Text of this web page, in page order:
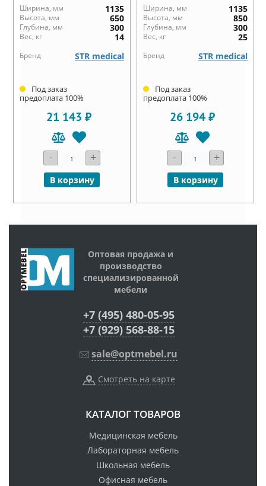
Ширина, мм 1135
Высота, мм 650
Глубина, мм 300
Вес, кг 14
Бренд STR medical
Под заказ
предоплата 100%
21 143 ₽
- +
В корзину
Ширина, мм 1135
Высота, мм 850
Глубина, мм 300
Вес, кг 25
Бренд STR medical
Под заказ
предоплата 100%
26 194 ₽
- +
В корзину
Оптовая продажа и
производство
специализированной
мебели
+7 (495) 480-05-95
+7 (929) 568-88-15
sale@optmebel.ru
Смотреть на карте
КАТАЛОГ ТОВАРОВ
Медицинская мебель
Лабораторная мебель
Школьная мебель
Офисная мебель